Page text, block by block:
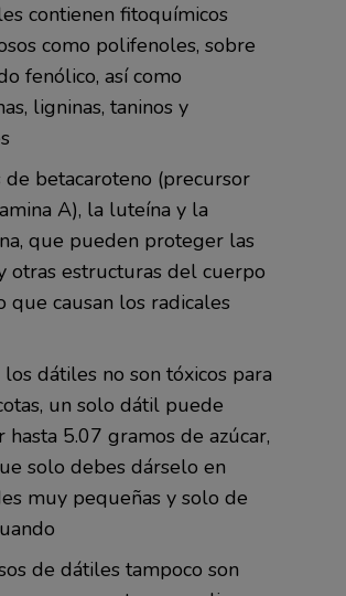
contienen fitoquímicos
como polifenoles, sobre
fenólico, así como
ligninas, taninos y
de betacaroteno (precursor
A), la luteína y la
que pueden proteger las
otras estructuras del cuerpo
que causan los radicales
dátiles no son tóxicos para
un solo dátil puede
hasta 5.07 gramos de azúcar,
solo debes dárselo en
muy pequeñas y solo de
de dátiles tampoco son